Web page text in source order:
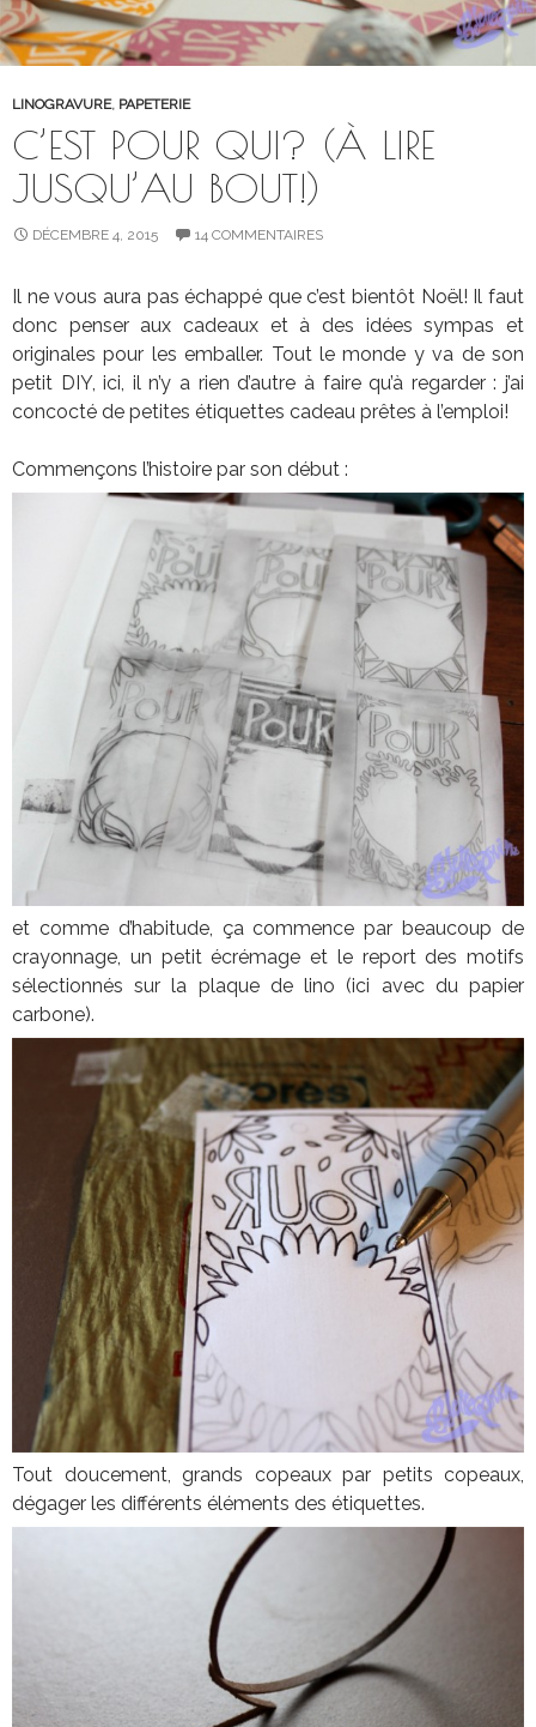
LINOGRAVURE, PAPETERIE
C’EST POUR QUI? (À LIRE
JUSQU’AU BOUT!)
DÉCEMBRE 4, 2015 14 COMMENTAIRES
Il ne vous aura pas échappé que c’est bientôt Noël! Il faut
donc penser aux cadeaux et à des idées sympas et
originales pour les emballer. Tout le monde y va de son
petit DIY, ici, il n’y a rien d’autre à faire qu’à regarder : j’ai
concocté de petites étiquettes cadeau prêtes à l’emploi!
Commençons l’histoire par son début :
et comme d’habitude, ça commence par beaucoup de
crayonnage, un petit écrémage et le report des motifs
sélectionnés sur la plaque de lino (ici avec du papier
carbone).
Tout doucement, grands copeaux par petits copeaux,
dégager les différents éléments des étiquettes.